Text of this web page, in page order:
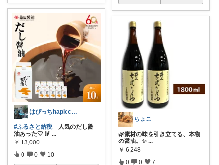
はぴっちhapicchi💎🏃感謝💐
#ふるさと納税人気のだし醤
油あった🤍 🥢 ...
￥ 13,000
0 0 10
ちょこ
🌿素材の味を引き立てる、本物
の醤油。✨ ...
￥ 6,248
0 0 7